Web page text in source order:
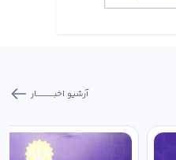
آرشیو اخبـــــــــــار